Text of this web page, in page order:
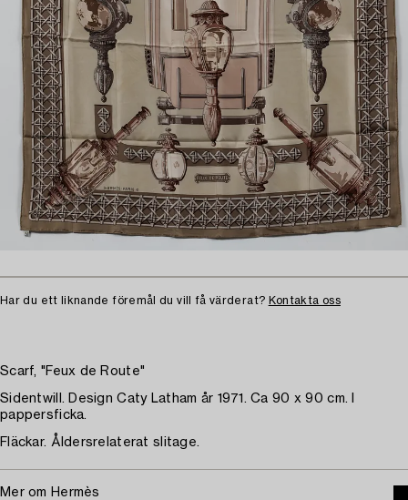
Har du ett liknande föremål du vill få värderat? Kontakta oss
Scarf, "Feux de Route"
Sidentwill. Design Caty Latham år 1971. Ca 90 x 90 cm. I
pappersficka.
Fläckar. Åldersrelaterat slitage.
Mer om Hermès